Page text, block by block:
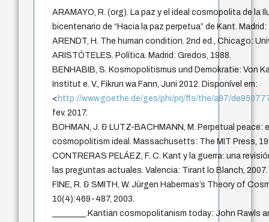
ARAMAYO, R. (org). La paz y el ideal cosmopolita de la
bicentenario de “Hacia la paz perpetua” de Kant.
ARENDT, H. The human condition. 2nd ed., Chicago:
ARISTÓTELES. Política. Madrid: Gredos, 1988.
BENHABIB, S. Kosmopolitismus und Demokratie: Von
Institut e. V., Fikrun wa Fann, Juni 2012. Disponível em:
< http://www.goethe.de/ges/phi/prj/ffs/the/a97/
fev. 2017.
BOHMAN, J. & LUTZ-BACHMANN, M. Perpetual peace:
cosmopolitism ideal. Massachusetts: The MIT Press,
CONTRERAS PELÁEZ, F. C. Kant y la guerra: una
las preguntas actuales. Valencia: Tirant lo Blanch, 2007.
FINE, R. & SMITH, W. Jürgen Habermas’s Theory of
10(4):469-487, 2003.
________.Kantian cosmopolitanism today: John Rawls